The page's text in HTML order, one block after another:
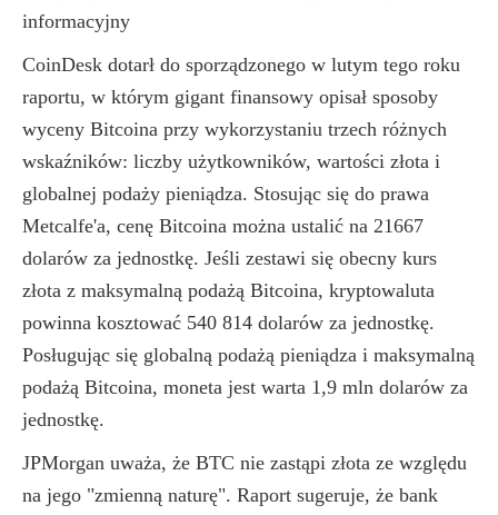
informacyjny
CoinDesk dotarł do sporządzonego w lutym tego roku
raportu, w którym gigant finansowy opisał sposoby
wyceny Bitcoina przy wykorzystaniu trzech różnych
wskaźników: liczby użytkowników, wartości złota i
globalnej podaży pieniądza. Stosując się do prawa
Metcalfe'a, cenę Bitcoina można ustalić na 21667
dolarów za jednostkę. Jeśli zestawi się obecny kurs
złota z maksymalną podażą Bitcoina, kryptowaluta
powinna kosztować 540 814 dolarów za jednostkę.
Posługując się globalną podażą pieniądza i maksymalną
podażą Bitcoina, moneta jest warta 1,9 mln dolarów za
jednostkę.
JPMorgan uważa, że BTC nie zastąpi złota ze względu
na jego "zmienną naturę". Raport sugeruje, że bank